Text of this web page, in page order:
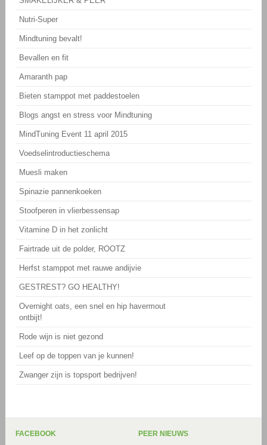
Nutri-Super
Mindtuning bevalt!
Bevallen en fit
Amaranth pap
Bieten stamppot met paddestoelen
Blogs angst en stress voor Mindtuning
MindTuning Event 11 april 2015
Voedselintroductieschema
Muesli maken
Spinazie pannenkoeken
Stoofperen in vlierbessensap
Vitamine D in het zonlicht
Fairtrade uit de polder, ROOTZ
Herfst stamppot met rauwe andijvie
GESTREST? GO HEALTHY!
Overnight oats, een snel en hip havermout
ontbijt!
Rode wijn is niet gezond
Leef op de toppen van je kunnen!
Zwanger zijn is topsport bedrijven!
FACEBOOK PEER NIEUWS